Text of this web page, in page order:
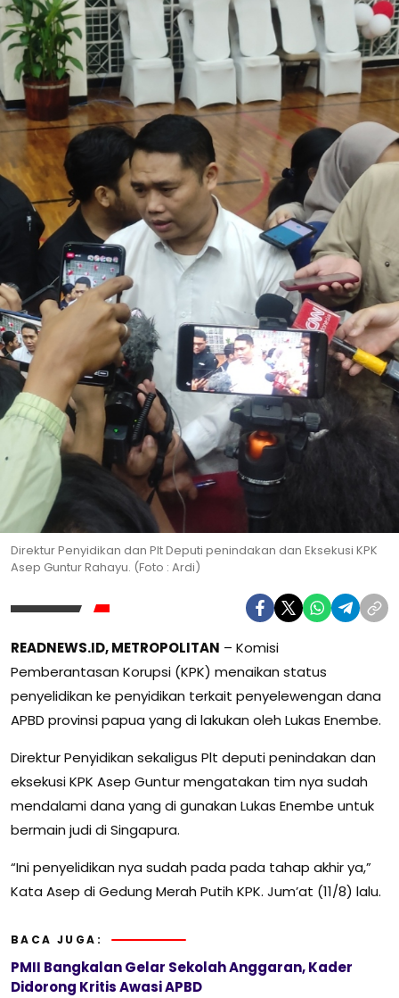
Direktur Penyidikan dan Plt Deputi penindakan dan Eksekusi KPK
Asep Guntur Rahayu. (Foto : Ardi)
READNEWS.ID, METROPOLITAN – Komisi
Pemberantasan Korupsi (KPK) menaikan status
penyelidikan ke penyidikan terkait penyelewengan dana
APBD provinsi papua yang di lakukan oleh Lukas Enembe.
Direktur Penyidikan sekaligus Plt deputi penindakan dan
eksekusi KPK Asep Guntur mengatakan tim nya sudah
mendalami dana yang di gunakan Lukas Enembe untuk
bermain judi di Singapura.
“Ini penyelidikan nya sudah pada pada tahap akhir ya,”
Kata Asep di Gedung Merah Putih KPK. Jum’at (11/8) lalu.
BACA JUGA:
PMII Bangkalan Gelar Sekolah Anggaran, Kader
Didorong Kritis Awasi APBD